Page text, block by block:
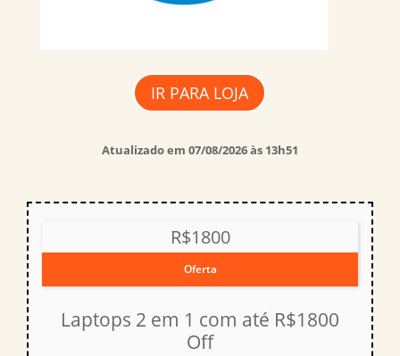
IR PARA LOJA
Atualizado em 07/08/2026 às 13h51
R$1800
Oferta
Laptops 2 em 1 com até R$1800
Off